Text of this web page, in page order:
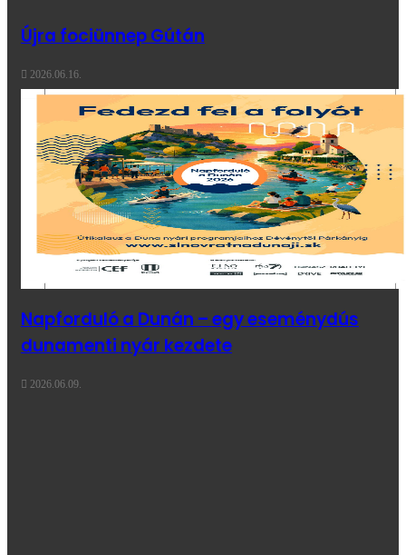
Újra fociünnep Gútán
2026.06.16.
Napforduló a Dunán – egy eseménydús
dunamenti nyár kezdete
2026.06.09.